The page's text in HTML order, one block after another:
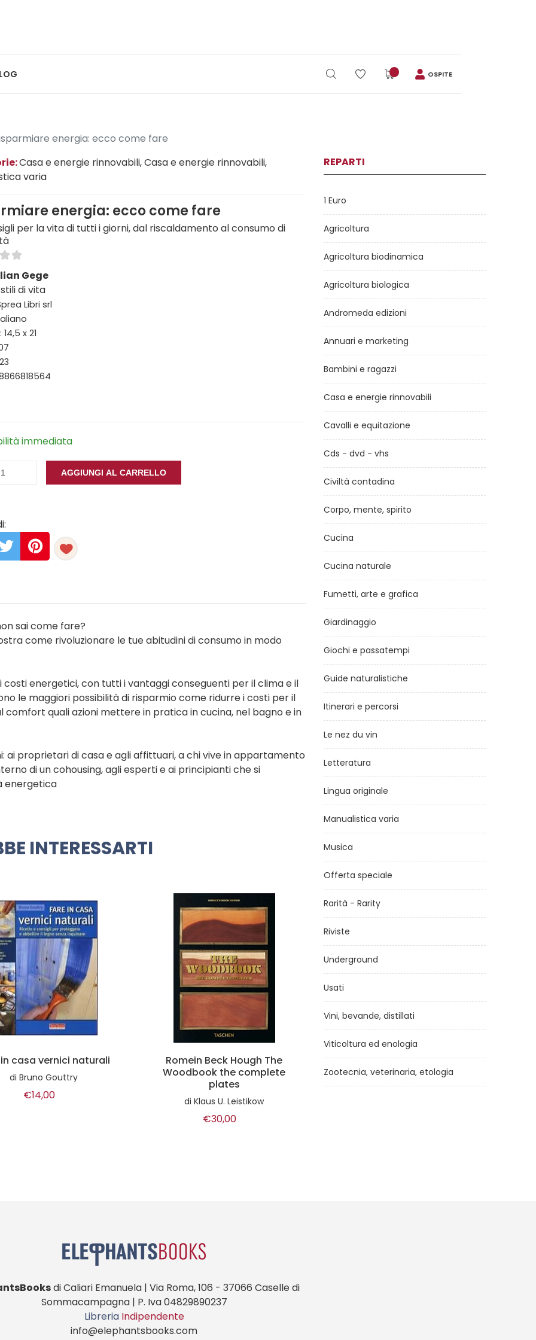
OSPITE
energia: ecco come fare
Casa e energie rinnovabili, Casa e energie rinnovabili,
varia
energia: ecco come fare
per la vita di tutti i giorni, dal riscaldamento al consumo di
Gege
di vita
Libri srl
x 21
immediata
AGGIUNGI AL CARRELLO
sai come fare?
come rivoluzionare le tue abitudini di consumo in modo
costi energetici, con tutti i vantaggi conseguenti per il clima e il
le maggiori possibilità di risparmio come ridurre i costi per il
quali azioni mettere in pratica in cucina, nel bagno e in
ai proprietari di casa e agli affittuari, a chi vive in appartamento
di un cohousing, agli esperti e ai principianti che si
energetica
INTERESSARTI
Beck Hough The
the complete
plates
Klaus U. Leistikow
Radionica grafica e
tridimensionale
Tiziano Guerzoni
€18,00
Rifiuto: riduco e riciclo per
vivere meglio
dia cura di Stefano Montanari
REPARTI
1 Euro
Agricoltura
Agricoltura biodinamica
Agricoltura biologica
Andromeda edizioni
Annuari e marketing
Bambini e ragazzi
Casa e energie rinnovabili
Cavalli e equitazione
Cds - dvd - vhs
Civiltà contadina
Corpo, mente, spirito
Cucina
Cucina naturale
Fumetti, arte e grafica
Giardinaggio
Giochi e passatempi
Guide naturalistiche
Itinerari e percorsi
Le nez du vin
Letteratura
Lingua originale
Manualistica varia
Musica
Offerta speciale
Rarità - Rarity
Riviste
Underground
Usati
Vini, bevande, distillati
Viticoltura ed enologia
Zootecnia, veterinaria, etologia
di Caliari Emanuela | Via Roma, 106 - 37066 Caselle di
Sommacampagna | P. Iva 04829890237
Libreria Indipendente
info@elephantsbooks.com